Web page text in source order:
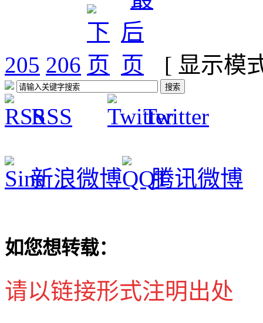
205 206 [ 显示模
RSS Twitter
新浪微博 腾讯微博
如您想转载：
请以链接形式注明出处